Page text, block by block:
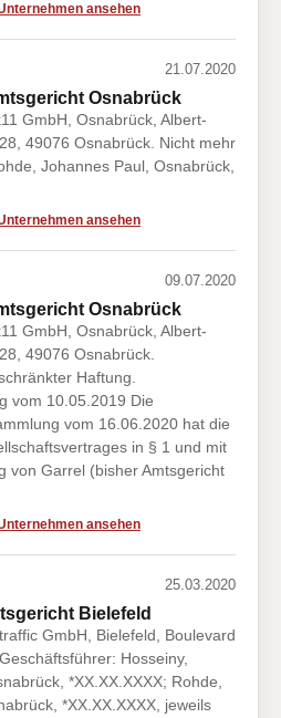
ansehen
21.07.2020
Osnabrück
GmbH, Osnabrück, Albert-
49076 Osnabrück. Nicht mehr
Johannes Paul, Osnabrück,
ansehen
09.07.2020
Osnabrück
GmbH, Osnabrück, Albert-
49076 Osnabrück.
Haftung.
vom 10.05.2019 Die
vom 16.06.2020 hat die
in § 1 und mit
von Garrel (bisher Amtsgericht
ansehen
25.03.2020
Bielefeld
GmbH, Bielefeld, Boulevard
Hosseiny,
*XX.XX.XXXX; Rohde,
*XX.XX.XXXX, jeweils